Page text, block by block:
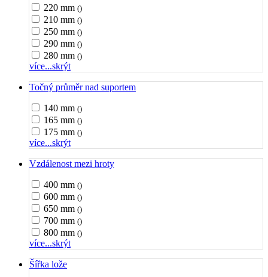
220 mm ()
210 mm ()
250 mm ()
290 mm ()
280 mm ()
více...skrýt
Točný průměr nad suportem
140 mm ()
165 mm ()
175 mm ()
více...skrýt
Vzdálenost mezi hroty
400 mm ()
600 mm ()
650 mm ()
700 mm ()
800 mm ()
více...skrýt
Šířka lože